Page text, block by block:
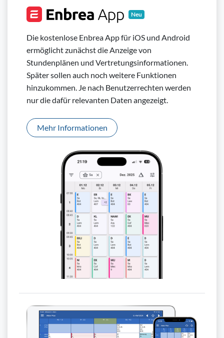
Neu
Die kostenlose Enbrea App für iOS und Android
ermöglicht zunächst die Anzeige von
Stundenplänen und Vertretungsinformationen.
Später sollen auch noch weitere Funktionen
hinzukommen. Je nach Benutzerrechten werden
nur die dafür relevanten Daten angezeigt.
Mehr Informationen